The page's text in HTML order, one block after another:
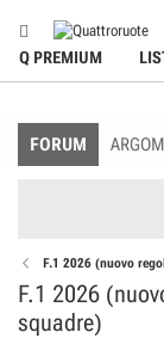
Q PREMIUM
FORUM
F.1 2026 (nuovo
F.1 2026
squadre)